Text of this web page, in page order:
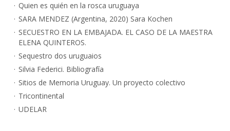
Quien es quién en la rosca uruguaya
SARA MENDEZ (Argentina, 2020) Sara Kochen
SECUESTRO EN LA EMBAJADA. EL CASO DE LA MAESTRA
ELENA QUINTEROS.
Sequestro dos uruguaios
Silvia Federici. Bibliografía
Sitios de Memoria Uruguay. Un proyecto colectivo
Tricontinental
UDELAR